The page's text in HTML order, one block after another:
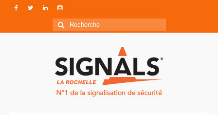
Rechercher
: